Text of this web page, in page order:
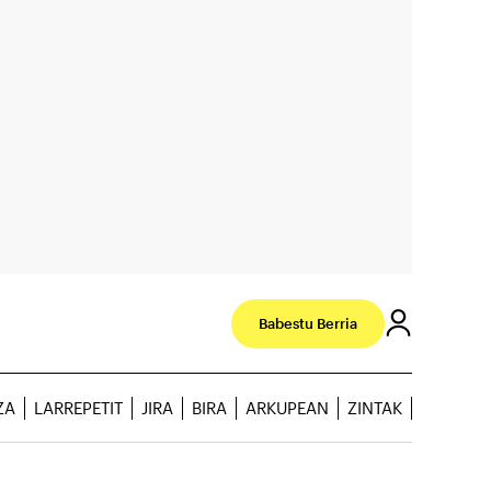
Babestu Berria
LARREPETIT JIRA BIRA ARKUPEAN ZINTAK